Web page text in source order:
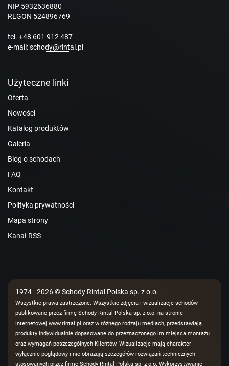
NIP 5932636880
REGON 524896769
tel. +48 601 912 487
e-mail:schody@rintal.pl
Użyteczne linki
Oferta
Nowości
Katalog produktów
Galeria
Blog o schodach
FAQ
Kontakt
Polityka prywatności
Mapa strony
Kanał RSS
1974 - 2026 © Schody Rintal Polska sp. z o.o.
Wszystkie prawa zastrzeżone. Wszystkie zdjęcia i wizualizacje schodów
publikowane przez firmę Schody Rintal Polska sp. z o.o. na stronie
internetowej www.rintal.pl oraz w różnego rodzaju mediach, przedstawiają
produkty indywidualnie dopasowane do przeznaczonego im miejsca montażu
oraz wymagań poszczególnych Klientów. Wizualizacje mają charakter
wyłącznie poglądowy i nie obrazują szczegółów rozwiązań technicznych
stosowanych przez firmę Schody Rintal Polska sp. z o.o. Wykorzystywanie